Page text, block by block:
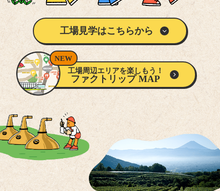
工場見学はこちらから
工場周辺エリアを楽しもう！
ファクトリップ MAP